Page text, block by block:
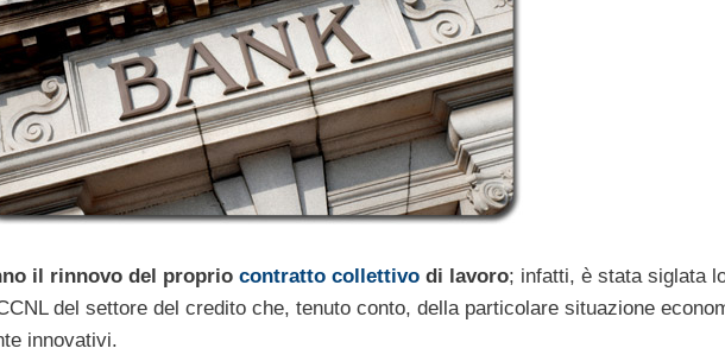
il rinnovo del proprio contratto collettivo di lavoro; infatti, è stata siglata
del settore del credito che, tenuto conto, della particolare situazione
innovativi.